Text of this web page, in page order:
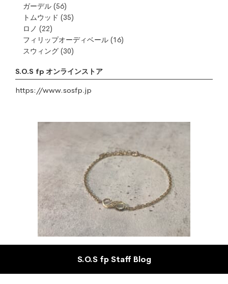
ガーデル (56)
トムウッド (35)
ロノ (22)
フィリップオーディベール (16)
スウィング (30)
S.O.S fp オンラインストア
https://www.sosfp.jp
S.O.S fp Staff Blog